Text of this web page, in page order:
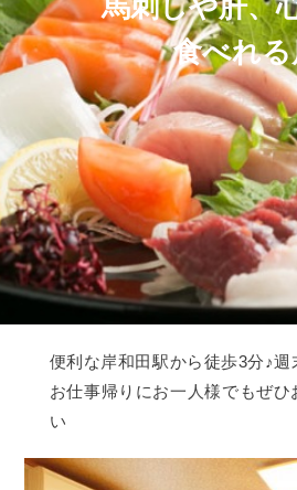
馬刺しや肝、
食べれ
便利な岸和田駅から徒歩3分♪
お仕事帰りにお一人様でもぜひ
い